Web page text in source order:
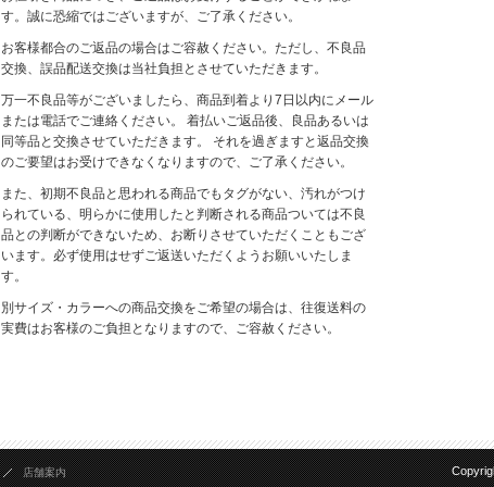
す。誠に恐縮ではございますが、ご了承ください。
お客様都合のご返品の場合はご容赦ください。ただし、不良品
交換、誤品配送交換は当社負担とさせていただきます。
万一不良品等がございましたら、商品到着より7日以内にメール
または電話でご連絡ください。 着払いご返品後、良品あるいは
同等品と交換させていただきます。 それを過ぎますと返品交換
のご要望はお受けできなくなりますので、ご了承ください。
また、初期不良品と思われる商品でもタグがない、汚れがつけ
られている、明らかに使用したと判断される商品ついては不良
品との判断ができないため、お断りさせていただくこともござ
います。必ず使用はせずご返送いただくようお願いいたしま
す。
別サイズ・カラーへの商品交換をご希望の場合は、往復送料の
実費はお客様のご負担となりますので、ご容赦ください。
店舗案内